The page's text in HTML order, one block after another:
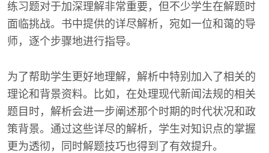
练习题对于加深理解非常重要，但不少学生在解题时
面临挑战。书中提供的详尽解析，宛如一位和蔼的导
师，逐个步骤地进行指导。
为了帮助学生更好地理解，解析中特别加入了相关的
理论和背景资料。比如，在处理现代新闻法规的相关
题目时，解析会进一步阐述那个时期的时代状况和政
策背景。通过这些详尽的解析，学生对知识点的掌握
更为透彻，同时解题技巧也得到了有效提升。